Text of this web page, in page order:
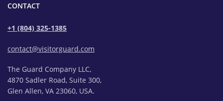
CONTACT
+1 (804) 325-1385
contact@visitorguard.com
The Guard Company LLC,
4870 Sadler Road, Suite 300,
Glen Allen, VA 23060, USA.